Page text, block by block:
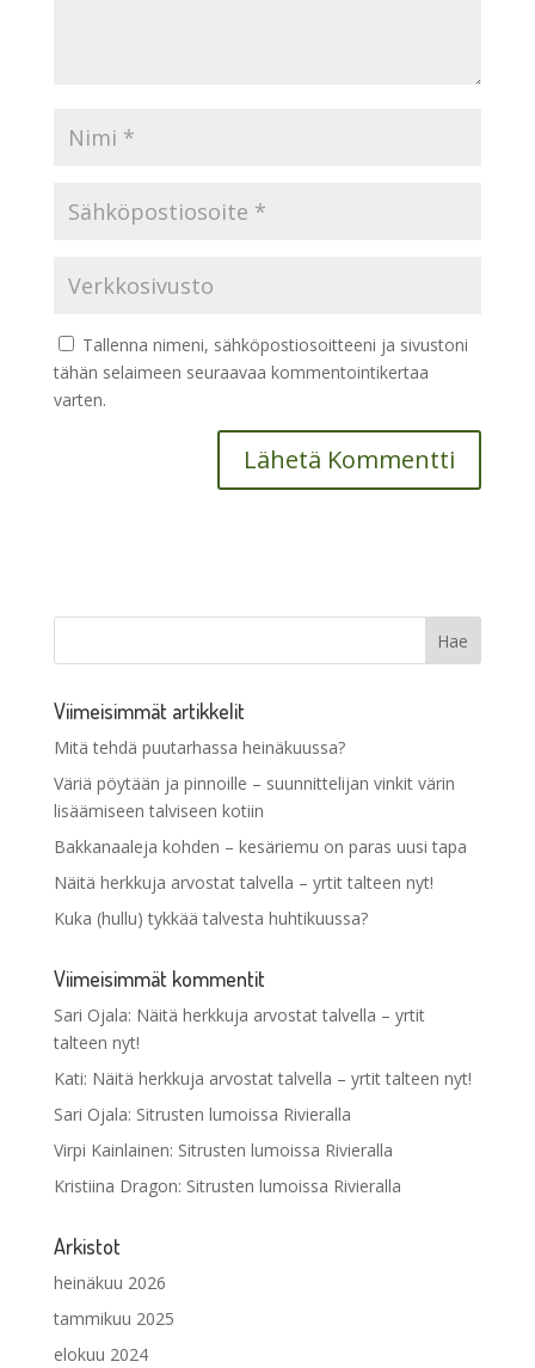
Tallenna nimeni, sähköpostiosoitteeni ja sivustoni
tähän selaimeen seuraavaa kommentointikertaa
varten.
Viimeisimmät artikkelit
Mitä tehdä puutarhassa heinäkuussa?
Väriä pöytään ja pinnoille – suunnittelijan vinkit värin
lisäämiseen talviseen kotiin
Bakkanaaleja kohden – kesäriemu on paras uusi tapa
Näitä herkkuja arvostat talvella – yrtit talteen nyt!
Kuka (hullu) tykkää talvesta huhtikuussa?
Viimeisimmät kommentit
Sari Ojala: Näitä herkkuja arvostat talvella – yrtit
talteen nyt!
Kati: Näitä herkkuja arvostat talvella – yrtit talteen nyt!
Sari Ojala: Sitrusten lumoissa Rivieralla
Virpi Kainlainen: Sitrusten lumoissa Rivieralla
Kristiina Dragon: Sitrusten lumoissa Rivieralla
Arkistot
heinäkuu 2026
tammikuu 2025
elokuu 2024